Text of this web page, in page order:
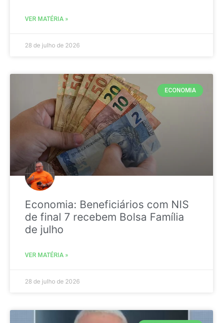
VER MATÉRIA »
28 de julho de 2026
ECONOMIA
Economia: Beneficiários com NIS
de final 7 recebem Bolsa Família
de julho
VER MATÉRIA »
28 de julho de 2026